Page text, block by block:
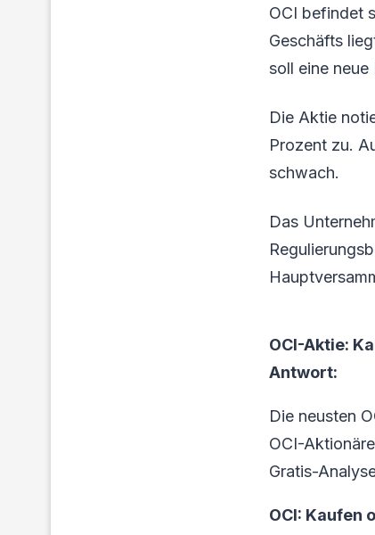
OCI befindet
Geschäfts
soll eine
Die Aktie
Prozent zu.
schwach.
Das
OCI-Aktie:
Antwort:
Die neusten
OCI-
Gratis-
OCI: Kaufen